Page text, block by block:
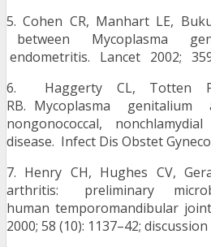
5. Cohen CR, Manhart LE,
between Mycoplasma
endometritis. Lancet 2002; 359
6. Haggerty CL, Totten
RB. Mycoplasma
nongonococcal,
disease. Infect Dis Obstet
7. Henry CH, Hughes CV,
arthritis: preliminary
human temporomandibular
2000; 58 (10): 1137–42; discussion